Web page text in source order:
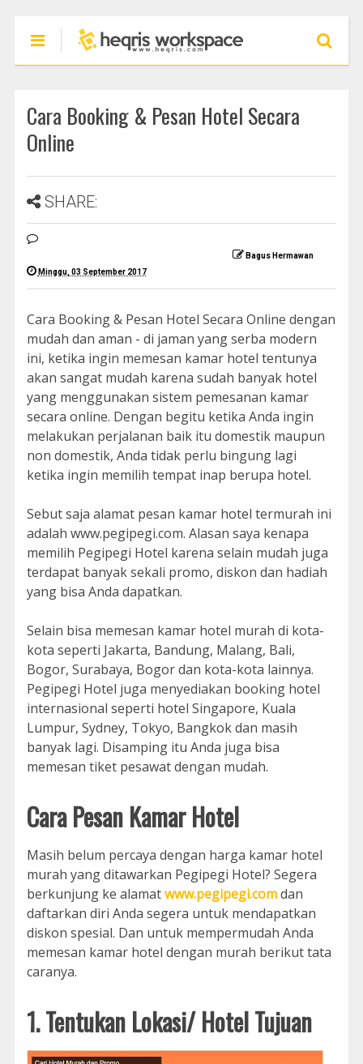
Cara Booking & Pesan Hotel Secara
Online
SHARE:
Bagus Hermawan
Minggu, 03 September 2017
Cara Booking & Pesan Hotel Secara Online dengan
mudah dan aman - di jaman yang serba modern
ini, ketika ingin memesan kamar hotel tentunya
akan sangat mudah karena sudah banyak hotel
yang menggunakan sistem pemesanan kamar
secara online. Dengan begitu ketika Anda ingin
melakukan perjalanan baik itu domestik maupun
non domestik, Anda tidak perlu bingung lagi
ketika ingin memilih tempat inap berupa hotel.
Sebut saja alamat pesan kamar hotel termurah ini
adalah www.pegipegi.com. Alasan saya kenapa
memilih Pegipegi Hotel karena selain mudah juga
terdapat banyak sekali promo, diskon dan hadiah
yang bisa Anda dapatkan.
Selain bisa memesan kamar hotel murah di kota-
kota seperti Jakarta, Bandung, Malang, Bali,
Bogor, Surabaya, Bogor dan kota-kota lainnya.
Pegipegi Hotel juga menyediakan booking hotel
internasional seperti hotel Singapore, Kuala
Lumpur, Sydney, Tokyo, Bangkok dan masih
banyak lagi. Disamping itu Anda juga bisa
memesan tiket pesawat dengan mudah.
Cara Pesan Kamar Hotel
Masih belum percaya dengan harga kamar hotel
murah yang ditawarkan Pegipegi Hotel? Segera
berkunjung ke alamatwww.pegipegi.comdan
daftarkan diri Anda segera untuk mendapatkan
diskon spesial. Dan untuk mempermudah Anda
memesan kamar hotel dengan murah berikut tata
caranya.
1. Tentukan Lokasi/ Hotel Tujuan